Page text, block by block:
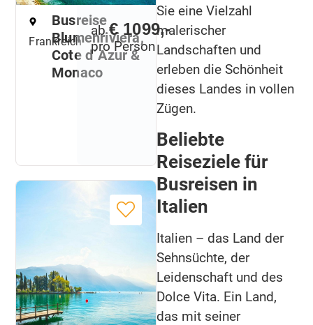
Frankreich
Busreise
Blumenriviera,
Cote d´Azur &
Monaco
ab€ 1099,-
pro Person
Sie eine Vielzahl
malerischer
Landschaften und
erleben die Schönheit
dieses Landes in vollen
Zügen.
Beliebte
Reiseziele für
Busreisen in
Italien
Italien – das Land der
Sehnsüchte, der
Leidenschaft und des
Dolce Vita. Ein Land,
das mit seiner